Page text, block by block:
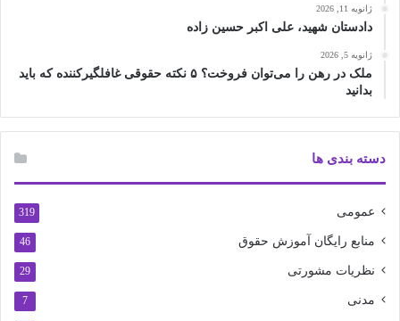
ژانویه 11, 2026
دادستان شهید، علی اکبر حسین زاده
ژانویه 5, 2026
ملک در رهن را می‌توان فروخت؟ ۵ نکته حقوقی غافلگیرکننده که باید
بدانید
دسته بندی ها
عمومی 319
منابع رایگان آموزش حقوق 46
نظریات مشورتی 29
مدنی 7